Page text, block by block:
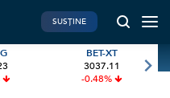
de 172,5 mil de lei și
PERSONALE
SUSȚINE
BET-XT
3037.11
-0.48%